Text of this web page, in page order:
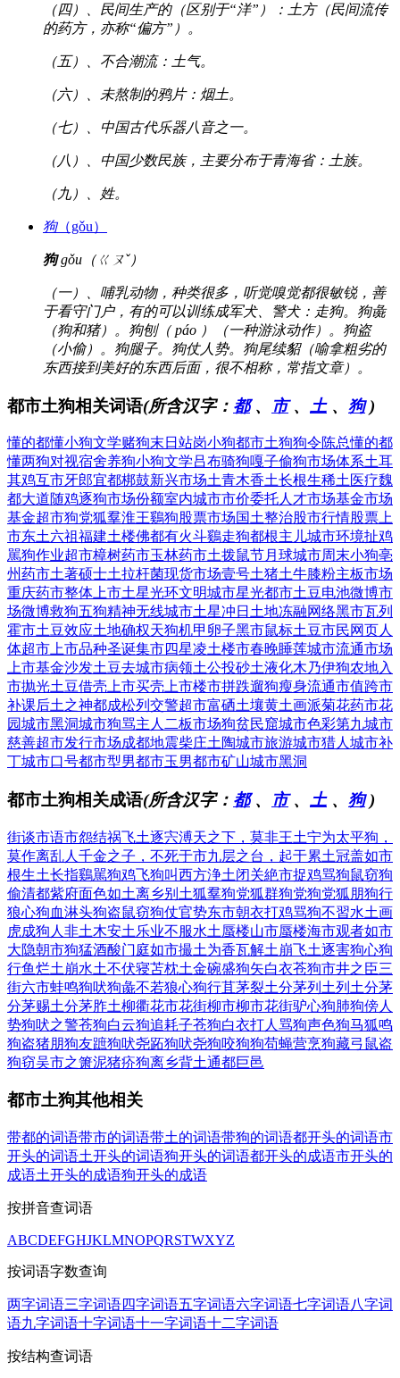
（四）、民间生产的（区别于“洋”）：土方（民间流传
的药方，亦称“偏方”）。
（五）、不合潮流：土气。
（六）、未熬制的鸦片：烟土。
（七）、中国古代乐器八音之一。
（八）、中国少数民族，主要分布于青海省：土族。
（九）、姓。
狗（gǒu）
狗gǒu（ㄍㄡˇ）
（一）、哺乳动物，种类很多，听觉嗅觉都很敏锐，善
于看守门户，有的可以训练成军犬、警犬：走狗。狗彘
（狗和猪）。狗刨（ páo ）（一种游泳动作）。狗盗
（小偷）。狗腿子。狗仗人势。狗尾续貂（喻拿粗劣的
东西接到美好的东西后面，很不相称，常指文章）。
都市土狗相关词语(所含汉字： 都、 市、 土、 狗)
懂的都懂小狗文学赌狗末日 站岗小狗都市土狗狗令陈总懂的都
懂两狗对视宿舍养狗小狗文学吕布骑狗嘎子偷狗市场体系土耳
其鸡互市牙郎宜都梆鼓新兴市场土青木香土长根生稀土医疗魏
都大道随鸡逐狗市场份额室内城市市价委托人才市场基金市场
基金超市狗党狐羣淮王鷄狗股票市场国土整治股市行情股票上
市东土六祖福建土楼佛都有火斗鷄走狗都根主儿城市环境扯鸡
駡狗作业超市樟树药市玉林药市土拨鼠节月球城市周末小狗亳
州药市土著硕士土拉杆菌现货市场壹号土猪土牛膝粉主板市场
重庆药市整体上市土星光环文明城市星光都市土豆电池微博市
场微博救狗五狗精神无线城市土星冲日 土地冻融网络黑市瓦列
霍市土豆效应土地确权天狗机甲 卵子黑市鼠标土豆市民网页人
体超市 上市品种圣诞集市四星凌土楼市春晚睡莲城市流通市场
上市基金沙发土豆去城市病领土公投砂土液化木乃伊狗农地入
市抛光土豆借壳上市买壳上市楼市拼跌遛狗瘦身流通市值跨市
补课后土之神都成松列 交警超市富硒土壤黄土画派菊花药市花
园城市黑洞城市狗骂主人 二板市场狗贫民窟城市色彩第九城市
慈善超市发行市场成都地震柴庄土陶城市旅游城市猎人 城市补
丁城市口号都市型男都市玉男都市矿山城市黑洞
都市土狗相关成语(所含汉字： 都、 市、 土、 狗)
街谈市语市怨结祸飞土逐宍溥天之下，莫非王土宁为太平狗，
莫作离乱人 千金之子，不死于市九层之台，起于累土冠盖如市
根生土长指鷄駡狗鸡飞狗叫西方浄土闭关絶市捉鸡骂狗鼠窃狗
偷清都紫府面色如土离乡别土狐羣狗党狐群狗党狗党狐朋狗行
狼心狗血淋头狗盗鼠窃狗仗官势东市朝衣打鸡骂狗不習水土画
虎成狗 人非土木安土乐业不服水土蜃楼山市蜃楼海市观者如市
大隐朝市狗猛酒酸门庭如市撮土为香瓦解土崩飞土逐害狗心狗
行鱼烂土崩水土不伏寝苫枕土金碗盛狗矢白衣苍狗市井之臣三
街六市蛙鸣狗吠狗彘不若狼心狗行苴茅裂土分茅列土列土分茅
分茅赐土分茅胙土柳衢花市花街柳市柳市花街驴心狗肺狗傍人
势狗吠之警苍狗白云狗追耗子苍狗白衣打人骂狗声色狗马狐鸣
狗盗猪朋狗友蹠狗吠尧跖狗吠尧狗咬狗狗苟蝇营烹狗藏弓鼠盗
狗窃吴市之箫泥猪疥狗离乡背土通都巨邑
都市土狗其他相关
带都的词语带市的词语带土的词语带狗的词语都开头的词语市
开头的词语土开头的词语狗开头的词语都开头的成语市开头的
成语土开头的成语狗开头的成语
按拼音查词语
ABCDEFGHJKLMNOPQRSTWXYZ
按词语字数查询
两字词语三字词语四字词语五字词语六字词语七字词语八字词
语九字词语十字词语十一字词语十二字词语
按结构查词语